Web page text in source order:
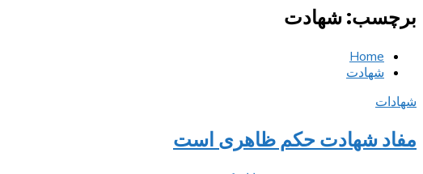
برچسب:شهادت
Home
شهادت
شهادات
مفاد شهادت حکم ظاهری است